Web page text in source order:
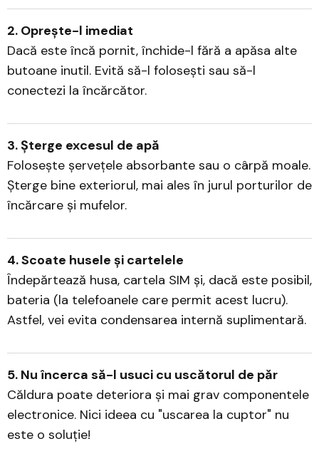
2. Oprește-l imediat
Dacă este încă pornit, închide-l fără a apăsa alte
butoane inutil. Evită să-l folosești sau să-l
conectezi la încărcător.
3. Șterge excesul de apă
Folosește șervețele absorbante sau o cârpă moale.
Șterge bine exteriorul, mai ales în jurul porturilor de
încărcare și mufelor.
4. Scoate husele și cartelele
Îndepărtează husa, cartela SIM și, dacă este posibil,
bateria (la telefoanele care permit acest lucru).
Astfel, vei evita condensarea internă suplimentară.
5. Nu încerca să-l usuci cu uscătorul de păr
Căldura poate deteriora și mai grav componentele
electronice. Nici ideea cu "uscarea la cuptor" nu
este o soluție!